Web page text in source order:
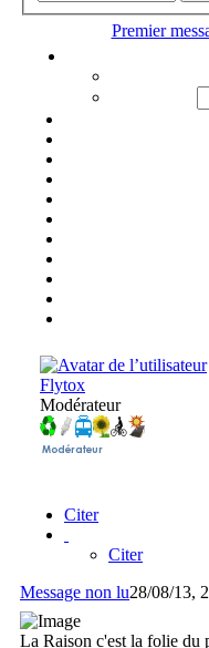
Premier
Flytox
Modérateur
Citer
Citer
Message non lu28/08/13,
La Raison c'est la folie du